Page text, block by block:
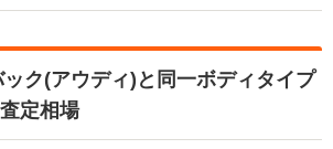
ク(アウディ)と同一ボディタイプ
定相場